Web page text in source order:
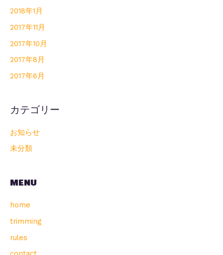
2018年1月
2017年11月
2017年10月
2017年8月
2017年6月
カテゴリー
お知らせ
未分類
MENU
home
trimming
rules